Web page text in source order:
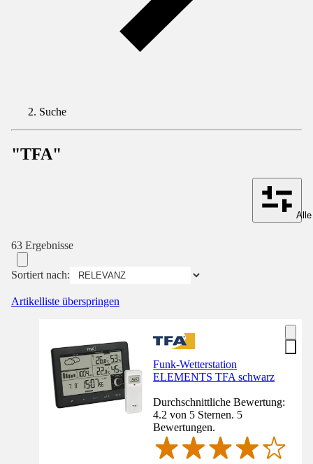
Suche
"TFA"
63 Ergebnisse
Sortiert nach:
Artikelliste überspringen
Funk-Wetterstation
ELEMENTS TFA schwarz
Durchschnittliche Bewertung:
4.2 von 5 Sternen. 5
Bewertungen.